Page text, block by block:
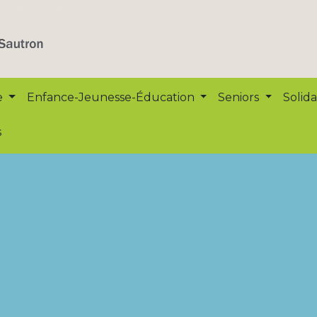
Enfance-Jeunesse-Éducation Seniors